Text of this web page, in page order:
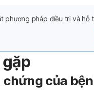
phương pháp điều trị và hỗ
của